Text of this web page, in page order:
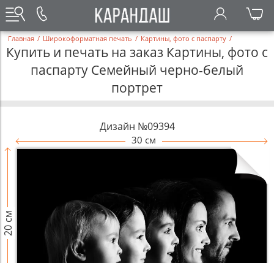
Главная / Широкоформатная печать / Картины, фото с паспарту /
Купить и печать на заказ Картины, фото с
паспарту Семейный черно-белый
портрет
Дизайн №09394
30 см
20 см